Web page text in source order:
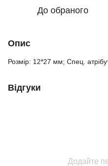
До обраного
Опис
Розмір: 12*27 мм; Спец.
Відгуки
Додайте